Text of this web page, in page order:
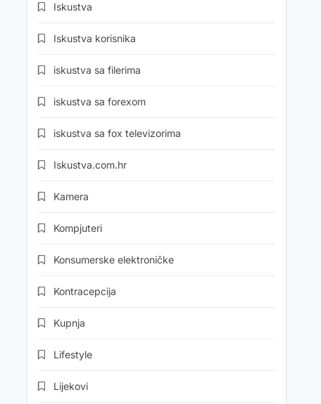
Iskustva
Iskustva korisnika
iskustva sa filerima
iskustva sa forexom
iskustva sa fox televizorima
Iskustva.com.hr
Kamera
Kompjuteri
Konsumerske elektroničke
Kontracepcija
Kupnja
Lifestyle
Lijekovi